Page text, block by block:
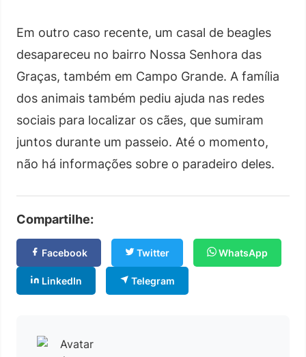
Em outro caso recente, um casal de beagles
desapareceu no bairro Nossa Senhora das
Graças, também em Campo Grande. A família
dos animais também pediu ajuda nas redes
sociais para localizar os cães, que sumiram
juntos durante um passeio. Até o momento,
não há informações sobre o paradeiro deles.
Compartilhe:
Facebook Twitter WhatsApp
LinkedIn Telegram